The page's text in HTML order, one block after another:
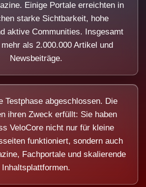
Einige Portale erreichten in
starke Sichtbarkeit, hohe
aktive Communities. Insgesamt
als 2.000.000 Artikel und
Newsbeiträge.
Testphase abgeschlossen. Die
ihren Zweck erfüllt: Sie haben
VeloCore nicht nur für kleine
funktioniert, sondern auch
Fachportale und skalierende
Inhaltsplattformen.